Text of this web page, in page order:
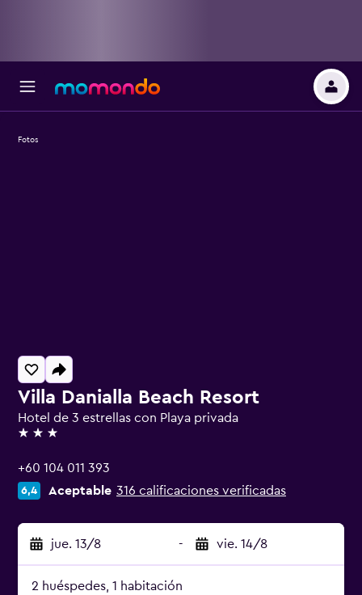
Villa Danialla Beach Resort
Hotel de 3 estrellas con Playa privada
3 estrellas
+60 104 011 393
6,4 Aceptable 316 calificaciones verificadas
jue. 13/8 - vie. 14/8
2 huéspedes, 1 habitación
Fotos